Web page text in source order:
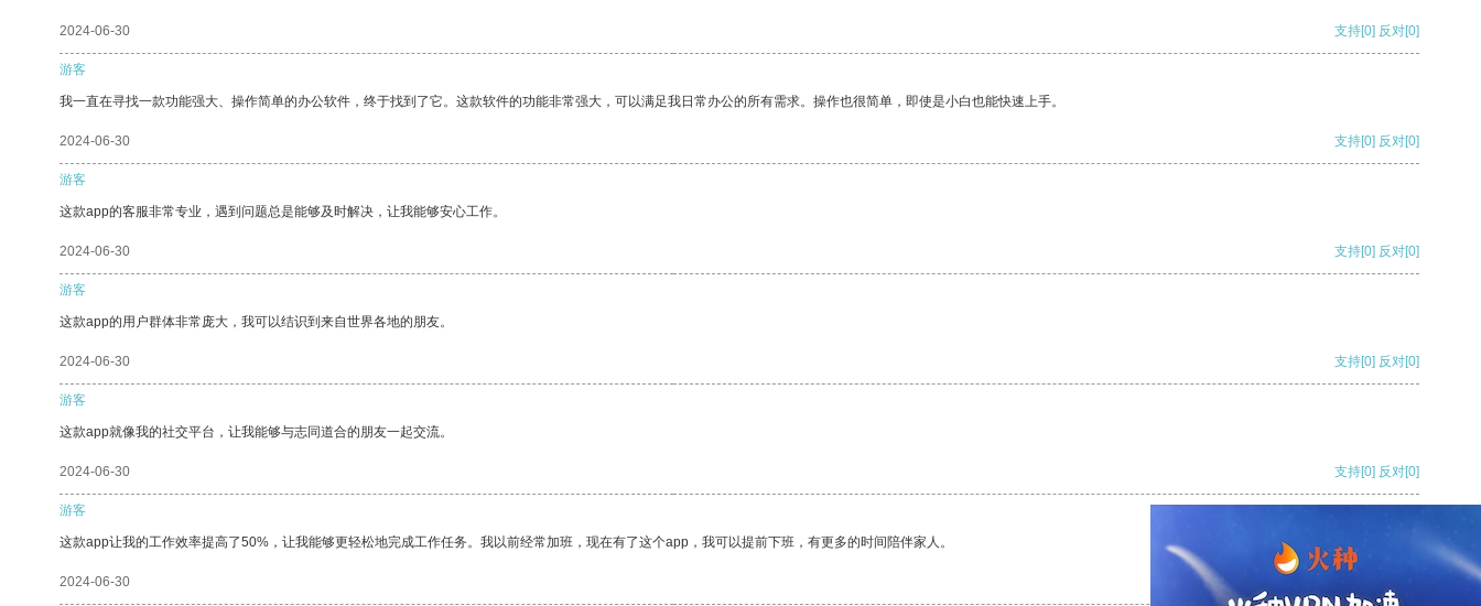
2024-06-30 支持[0] 反对[0]
游客
我一直在寻找一款功能强大、操作简单的办公软件，终于找到了它。这款软件的功能非常强大，可以满足我日常办公的所有需求。操作也很简单，即使是小白也能快速上手。
2024-06-30 支持[0] 反对[0]
游客
这款app的客服非常专业，遇到问题总是能够及时解决，让我能够安心工作。
2024-06-30 支持[0] 反对[0]
游客
这款app的用户群体非常庞大，我可以结识到来自世界各地的朋友。
2024-06-30 支持[0] 反对[0]
游客
这款app就像我的社交平台，让我能够与志同道合的朋友一起交流。
2024-06-30 支持[0] 反对[0]
游客
这款app让我的工作效率提高了50%，让我能够更轻松地完成工作任务。我以前经常加班，现在有了这个app，我可以提前下班，有更多的时间陪伴家人。
2024-06-30